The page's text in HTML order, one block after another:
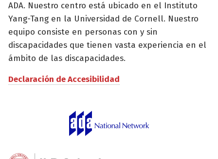
ADA. Nuestro centro está ubicado en el Instituto
Yang-Tang en la Universidad de Cornell. Nuestro
equipo consiste en personas con y sin
discapacidades que tienen vasta experiencia en el
ámbito de las discapacidades.
Declaración de Accesibilidad